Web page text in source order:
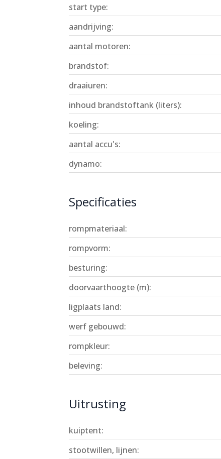
start type:
aandrijving:
aantal motoren:
brandstof:
draaiuren:
inhoud brandstoftank (liters):
koeling:
aantal accu's:
dynamo:
Specificaties
rompmateriaal:
rompvorm:
besturing:
doorvaarthoogte (m):
ligplaats land:
werf gebouwd:
rompkleur:
beleving:
Uitrusting
kuiptent:
stootwillen, lijnen: